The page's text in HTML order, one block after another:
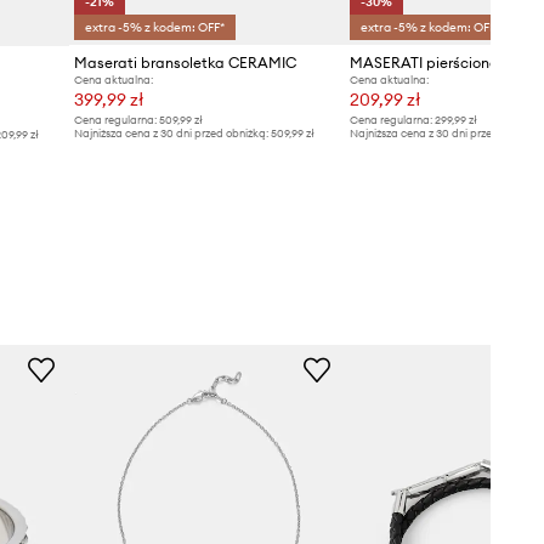
zł
extra -5% z kodem: OFF*
Maserati bransoletka CERAMIC
Cena aktualna:
399,99 zł
Cena regularna:509,99 zł
Najniższa cena z 30 dni przed obniżką:509,99 zł
extra -5% z kodem: OFF*
Cena aktualna:
209,99 zł
Cena regularna: 299,99 zł
Najniższa cena z 30 dni przed obniżką: